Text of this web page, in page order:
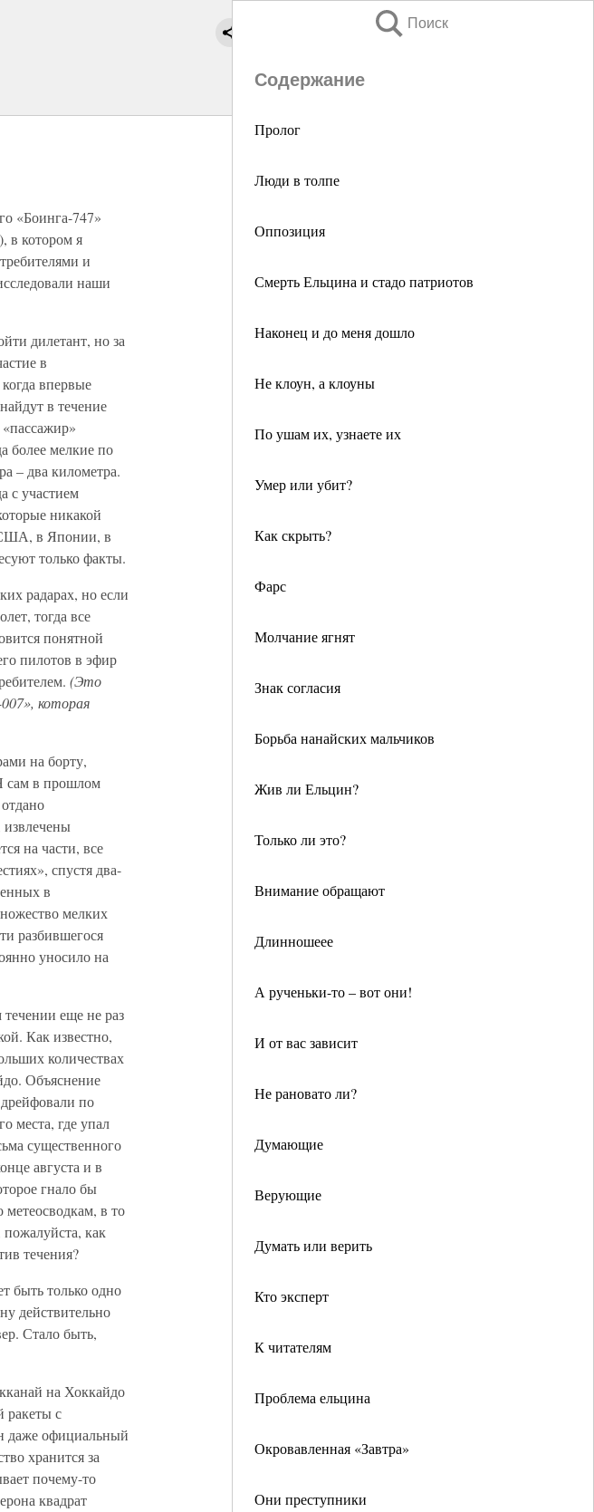
Поиск
Содержание
Пролог
Люди в толпе
Оппозиция
Смерть Ельцина и стадо патриотов
Наконец и до меня дошло
Не клоун, а клоуны
По ушам их, узнаете их
Умер или убит?
Как скрыть?
Фарс
Молчание ягнят
Знак согласия
Борьба нанайских мальчиков
Жив ли Ельцин?
Только ли это?
Внимание обращают
Длинношеее
А рученьки-то – вот они!
И от вас зависит
Не рановато ли?
Думающие
Верующие
Думать или верить
Кто эксперт
К читателям
Проблема ельцина
Окровавленная «Завтра»
Они преступники
«Боинга-747»
в котором я
и
наши
дилетант, но за
в
впервые
в течение
более мелкие по
– два километра.
с участием
никакой
США, в Японии, в
только факты.
радарах, но если
тогда все
понятной
пилотов в эфир
(Это
которая
на борту,
сам в прошлом
на части, все
спустя два-
в
мелких
разбившегося
уносило на
еще не раз
Как известно,
количествах
Объяснение
по
места, где упал
существенного
августа и в
гнало бы
в то
как
течения?
быть только одно
действительно
Стало быть,
на Хоккайдо
ракеты с
даже официальный
хранится за
почему-то
квадрат